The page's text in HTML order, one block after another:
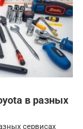
в разных
сервисах